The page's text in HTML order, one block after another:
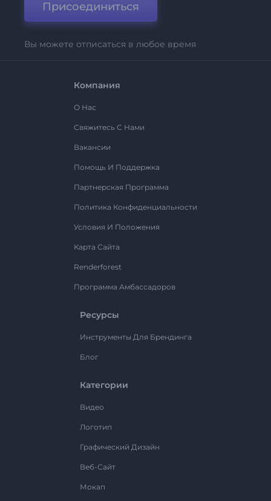
Присоединиться
Вы можете отписаться в любое время
Компания
О Нас
Свяжитесь С Нами
Вакансии
Помощь И Поддержка
Партнерская Программа
Политика Конфиденциальности
Условия И Положения
Карта Сайта
Renderforest
Программа Амбассадоров
Ресурсы
Инструменты Для Брендинга
Блог
Категории
Видео
Логотип
Графический Дизайн
Веб-Сайт
Мокап